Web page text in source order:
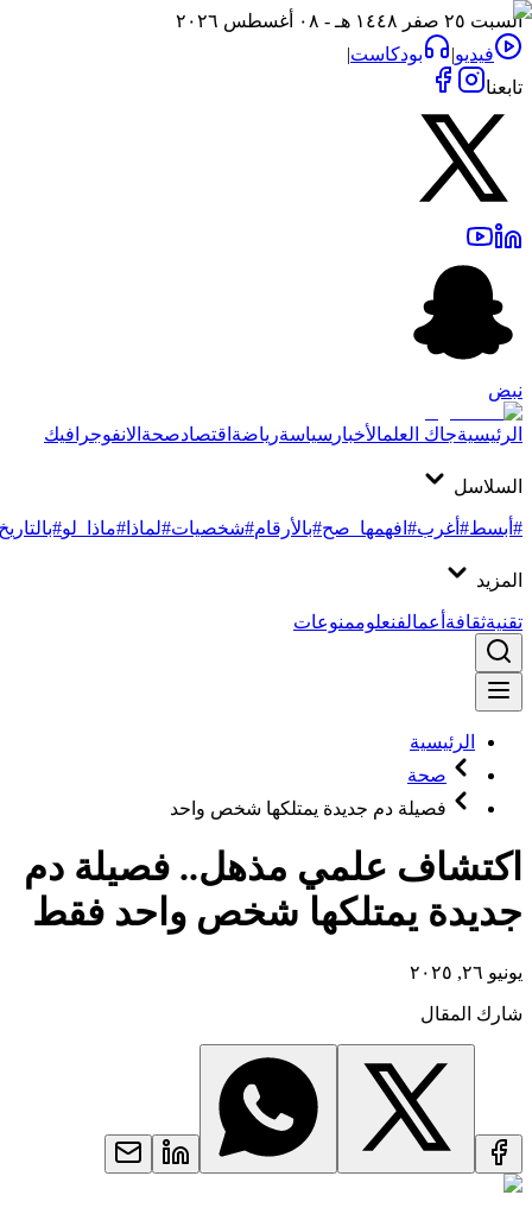
السبت ٢٥ صفر ١٤٤٨ هـ - ٠٨ أغسطس ٢٠٢٦
فيديو| بودكاست|
تابعنا
نبض
الرئيسيةجاك العلمالأخبار سياسةرياضةاقتصادصحةالانفوجرافيك
السلاسل
#أبسط#أغرب#افهمها_صح#بالأرقام#شخصيات#لماذا #ماذا_لو#بالتاريخ
المزيد
تقنيةثقافةأعمالفنعلوممنوعات
الرئيسية
صحة
فصيلة دم جديدة يمتلكها شخص واحد
اكتشاف علمي مذهل.. فصيلة دم
جديدة يمتلكها شخص واحد فقط
يونيو ٢٦, ٢٠٢٥
شارك المقال